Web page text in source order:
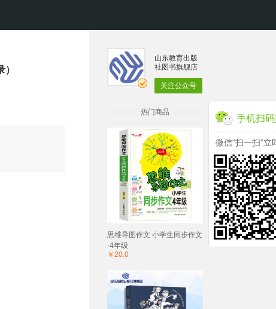
山东教育出版
社图书旗舰店
关注公众号
热门商品
思维导图作文 小学生同步作文
·4年级
￥20.0
手机扫
微信“扫一扫”立